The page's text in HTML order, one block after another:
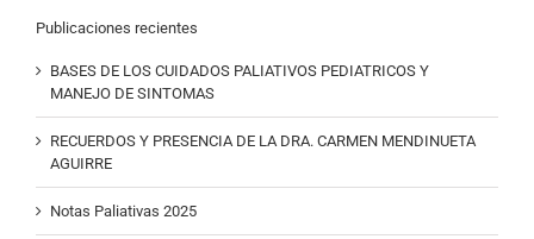
Publicaciones recientes
BASES DE LOS CUIDADOS PALIATIVOS PEDIATRICOS Y
MANEJO DE SINTOMAS
RECUERDOS Y PRESENCIA DE LA DRA. CARMEN MENDINUETA
AGUIRRE
Notas Paliativas 2025